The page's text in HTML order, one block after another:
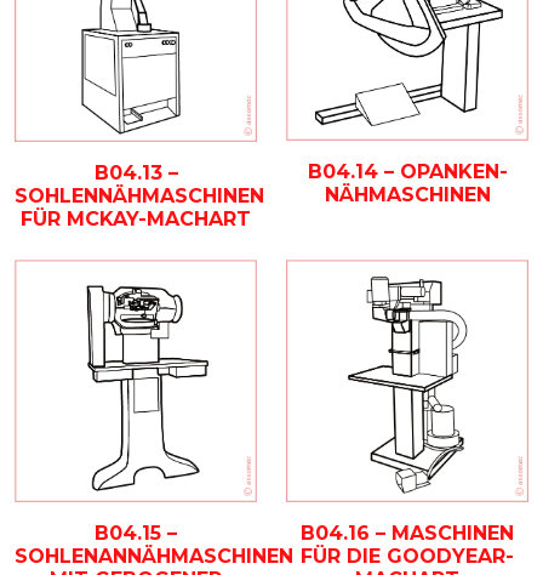
B04.13 –
SOHLENNÄHMASCHINEN
FÜR MCKAY-MACHART
B04.14 – OPANKEN-
NÄHMASCHINEN
B04.15 –
SOHLENANNÄHMASCHINEN
B04.16 – MASCHINEN
FÜR DIE GOODYEAR-